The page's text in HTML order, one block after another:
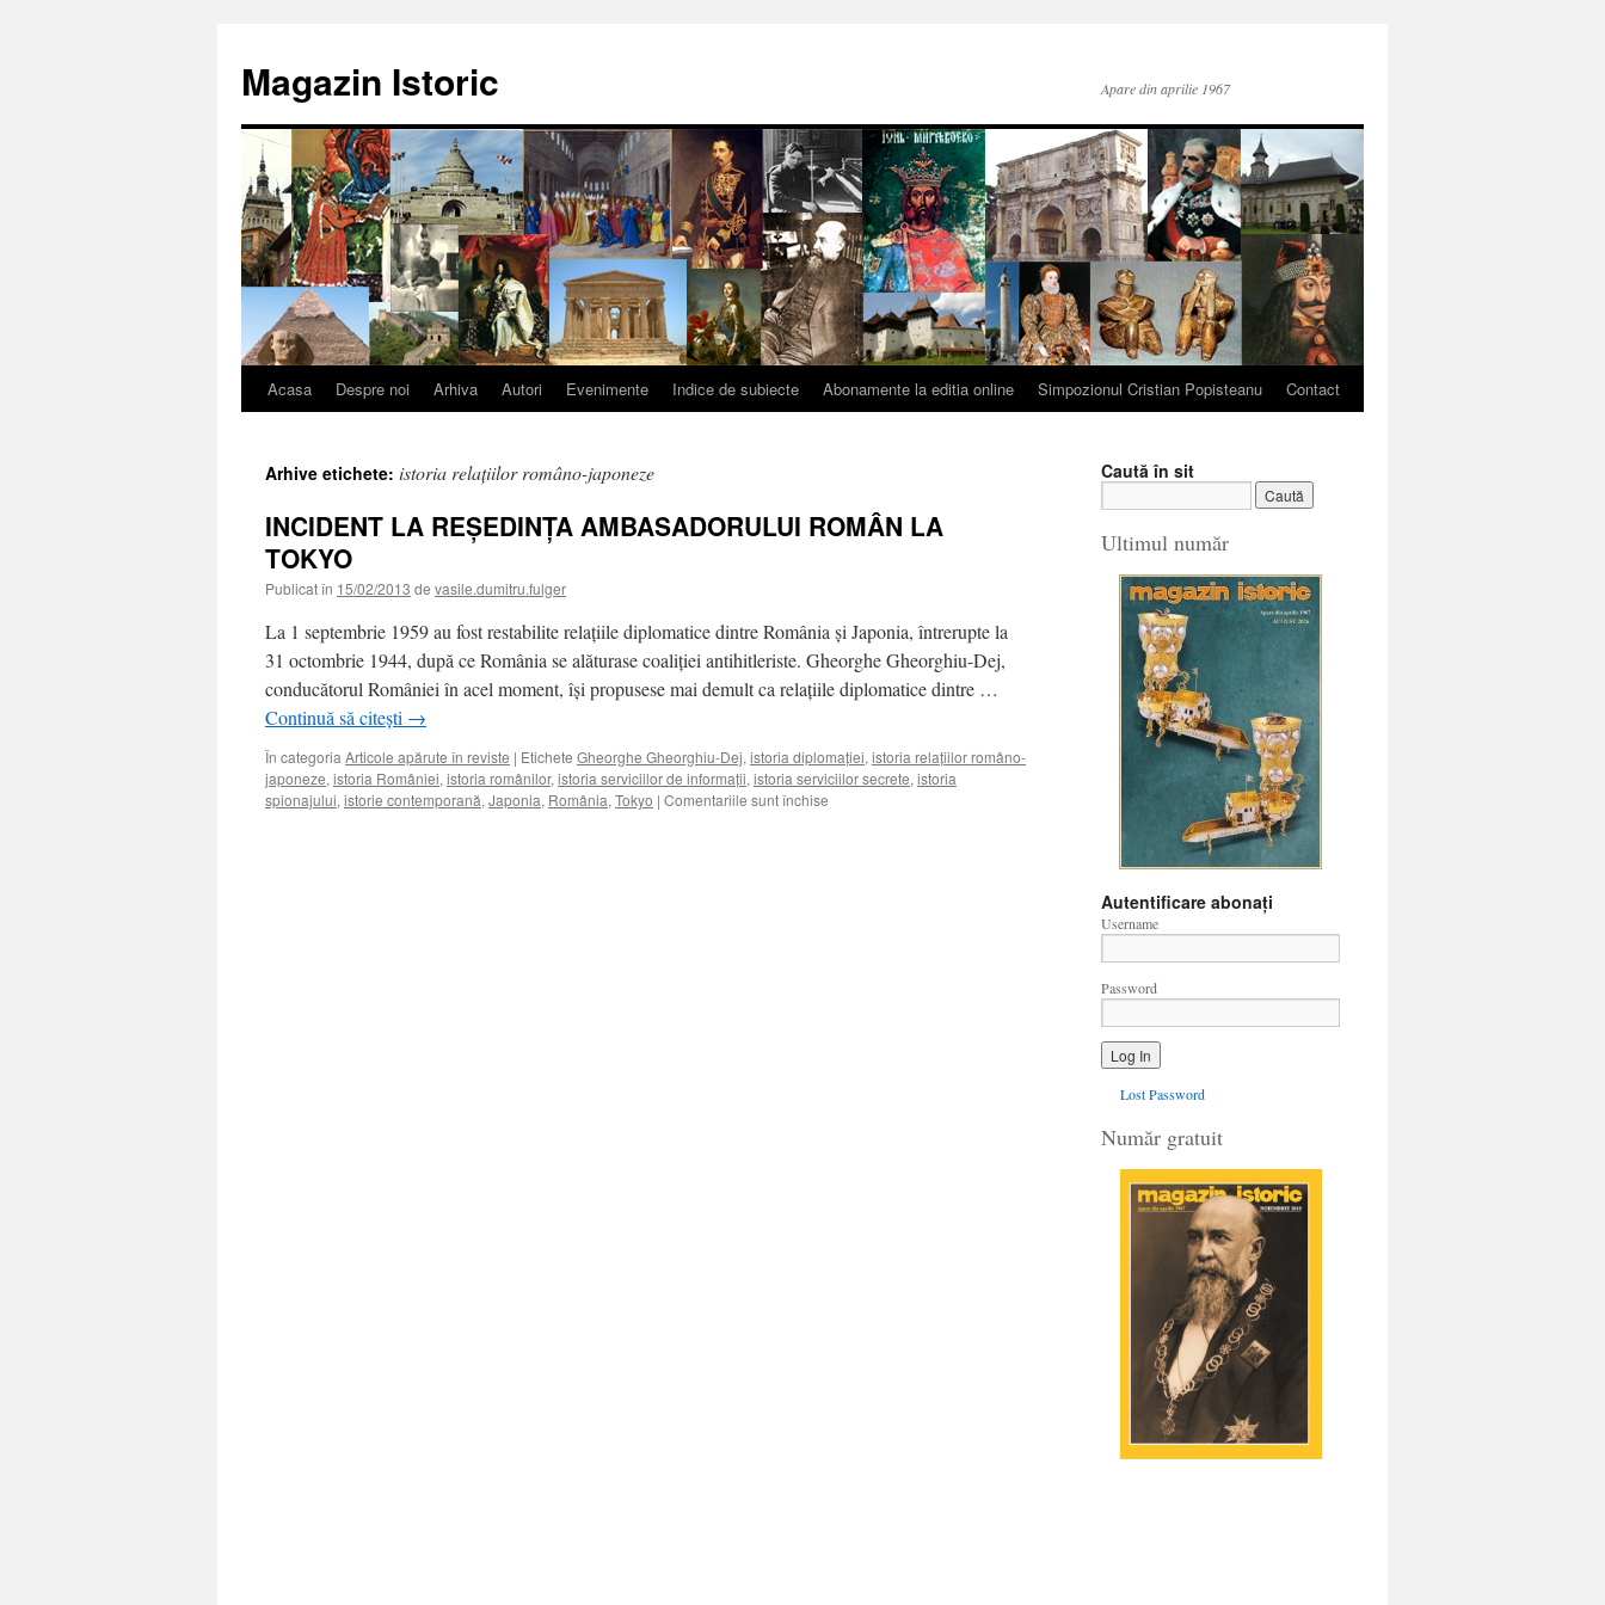
conținut
Magazin Istoric Apare din aprilie 1967
Acasa Despre noi Arhiva Autori Evenimente Indice de subiecte Abonamente la editia online Simpozionul Cristian Popisteanu Contact
Arhive etichete: istoria relaţiilor româno-japoneze
INCIDENT LA REŞEDINŢA AMBASADORULUI ROMÂN LA
TOKYO
Publicat în 15/02/2013 de vasile.dumitru.fulger
La 1 septembrie 1959 au fost restabilite relaţiile diplomatice dintre România şi Japonia, întrerupte la
31 octombrie 1944, după ce România se alăturase coaliţiei antihitleriste. Gheorghe Gheorghiu-Dej,
conducătorul României în acel moment, îşi propusese mai demult ca relaţiile diplomatice dintre …
Continuă să citești →
În categoria Articole apărute în reviste | Etichete Gheorghe Gheorghiu-Dej, istoria diplomaţiei, istoria relaţiilor româno-
japoneze, istoria României, istoria românilor, istoria serviciilor de informaţii, istoria serviciilor secrete, istoria
spionajului, istorie contemporană, Japonia, România, Tokyo | Comentariile sunt închise
Caută în sit
Ultimul număr
Autentificare abonați
Username
Password
Lost Password
Număr gratuit